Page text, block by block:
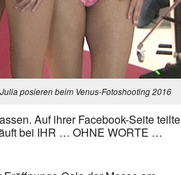
posieren beim Venus-Fotoshooting 2016
Auf ihrer Facebook-Seite teilte
bei IHR … OHNE WORTE …